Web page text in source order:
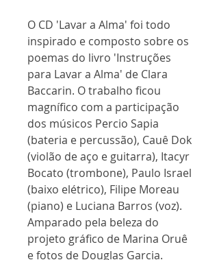
O CD 'Lavar a Alma' foi todo
inspirado e composto sobre os
poemas do livro 'Instruções
para Lavar a Alma' de Clara
Baccarin. O trabalho ficou
magnífico com a participação
dos músicos Percio Sapia
(bateria e percussão), Cauê Dok
(violão de aço e guitarra), Itacyr
Bocato (trombone), Paulo Israel
(baixo elétrico), Filipe Moreau
(piano) e Luciana Barros (voz).
Amparado pela beleza do
projeto gráfico de Marina Oruê
e fotos de Douglas Garcia.